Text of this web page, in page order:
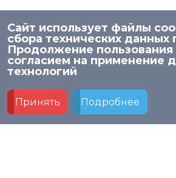
Методическое
образовательной
© 2026 НИСО
Политика в отношении
данных в МАУ ДПО «НИСО»
Сайт использует файлы
сбора технических данных
Продолжение пользования
согласием на применение
технологий
Принять Подробнее